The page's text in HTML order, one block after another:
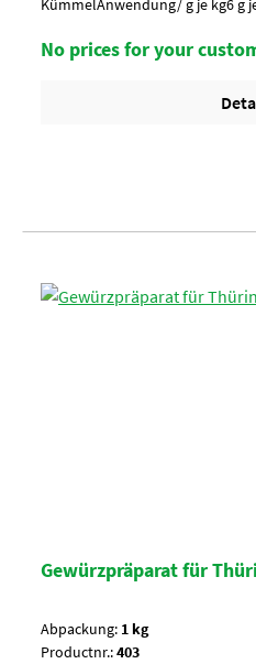
No prices for your
Gewürzpräparat für
Abpackung: 1 kg
Productnr.:403